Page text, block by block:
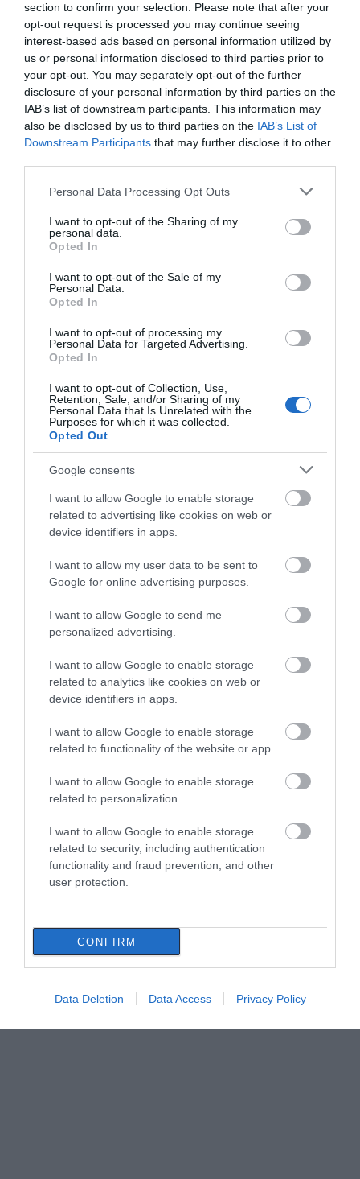
section to confirm your selection. Please note that after your
opt-out request is processed you may continue seeing
interest-based ads based on personal information utilized by
us or personal information disclosed to third parties prior to
your opt-out. You may separately opt-out of the further
disclosure of your personal information by third parties on the
IAB’s list of downstream participants. This information may
also be disclosed by us to third parties on the IAB’s List of
Downstream Participants that may further disclose it to other
Please note that this website/app uses one or more Google
not limited to your visit or usage behaviour. You may click to
grant or deny consent to Google and its third-party tags to
use your data for below specified purposes in below Google
consent section.
Personal Data Processing Opt Outs
I want to opt-out of the Sharing of my
personal data.
Opted In
I want to opt-out of the Sale of my
Personal Data.
Opted In
I want to opt-out of processing my
Personal Data for Targeted Advertising.
Opted In
I want to opt-out of Collection, Use,
Retention, Sale, and/or Sharing of my
Personal Data that Is Unrelated with the
Purposes for which it was collected.
Opted Out
Google consents
I want to allow Google to enable storage
related to advertising like cookies on web or
device identifiers in apps.
I want to allow my user data to be sent to
Google for online advertising purposes.
I want to allow Google to send me
personalized advertising.
I want to allow Google to enable storage
related to analytics like cookies on web or
device identifiers in apps.
I want to allow Google to enable storage
related to functionality of the website or app.
I want to allow Google to enable storage
related to personalization.
I want to allow Google to enable storage
related to security, including authentication
functionality and fraud prevention, and other
user protection.
CONFIRM
Data Deletion Data Access Privacy Policy
Έξοδος Αυγούστου: Οι Αθηναίοι
«ψηφίζουν» Εύβοια για τις
διακοπές τους!
08.08.2026 | 13:40
Μεταφορές χρημάτων: Σε ποιες
περιπτώσεις η ΑΑΔΕ επιβάλλει
φόρο από 10% έως 40%
08.08.2026 | 13:20
Εικόνες σοκ σε κοιμητήριο της
Εύβοιας: Δείτε τι έκαναν
08.08.2026 | 13:00
Α. Ο. Χαλκίς: Πρώτο φιλικό σήμερα
για νέα αγωνιστική περίοδο – Η
Τι γίνεται με τις τσούχτρες στην
Εύβοια;
08.08.2026 | 12:20
Καύσωνας και πολλά μποφόρ
αύριο στην Εύβοια! Συνεδρίασε η
επιτροπή εκτίμησης κινδύνου
Εύβοια: Οι ισχυροί άνεμοι
έσπασαν μεγάλο πεύκο σε αυλή
Πάτρα: Θρήνος για
μωράκι μόλις 8 ημερών
– Νοσηλευόταν στη
ΜΕΘ Νεογνών
Εορτολόγιο: Ποιοι
γιορτάζουν σήμερα,
Σάββατο 8 Αυγούστου
Ο καιρός αλλάζει
40άρια μαζί με
θυελλώδη μελτέμια
Μητέρα και γιος οι
νεκροί από τη
σύγκρουση
αυτοκινήτου με
φορτηγό
Τραγική κατάληξη είχε
η θαλάσσια εκδρομή
για 57χρονο τουρίστα